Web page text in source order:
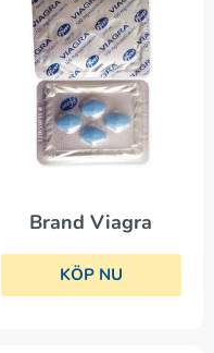
Brand Viagra
KÖP NU